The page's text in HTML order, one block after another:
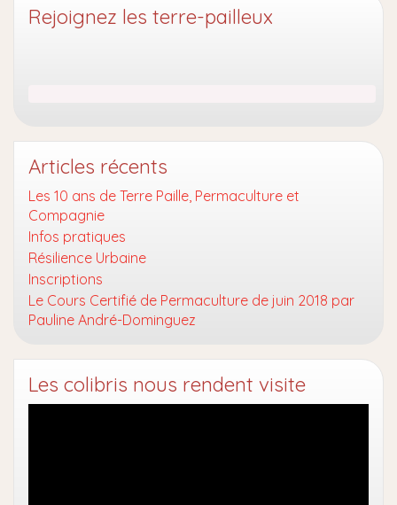
Rejoignez les terre-pailleux
Articles récents
Les 10 ans de Terre Paille, Permaculture et
Compagnie
Infos pratiques
Résilience Urbaine
Inscriptions
Le Cours Certifié de Permaculture de juin 2018 par
Pauline André-Dominguez
Les colibris nous rendent visite